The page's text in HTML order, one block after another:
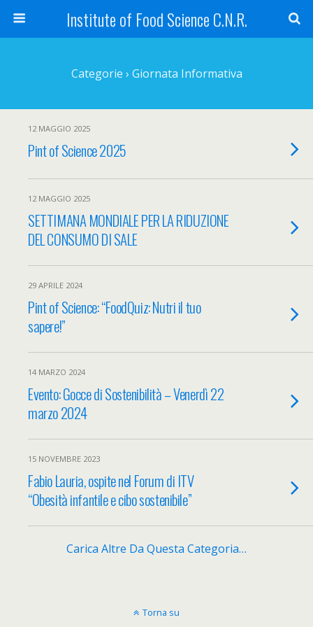
Institute of Food Science C.N.R.
Categorie › Giornata Informativa
12 MAGGIO 2025
Pint of Science 2025
12 MAGGIO 2025
SETTIMANA MONDIALE PER LA RIDUZIONE
DEL CONSUMO DI SALE
29 APRILE 2024
Pint of Science: “FoodQuiz: Nutri il tuo
sapere!”
14 MARZO 2024
Evento: Gocce di Sostenibilità – Venerdì 22
marzo 2024
15 NOVEMBRE 2023
Fabio Lauria, ospite nel Forum di ITV
“Obesità infantile e cibo sostenibile”
Carica Altre Da Questa Categoria…
Torna su